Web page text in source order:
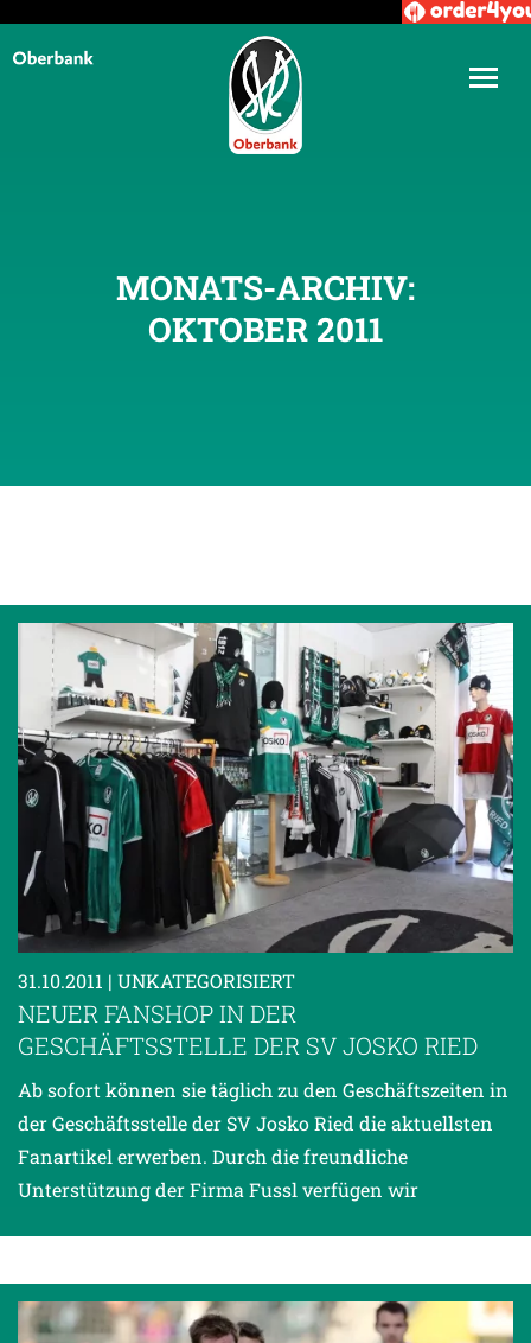
MONATS-ARCHIV:
OKTOBER 2011
31.10.2011 | UNKATEGORISIERT
NEUER FANSHOP IN DER
GESCHÄFTSSTELLE DER SV JOSKO RIED
Ab sofort können sie täglich zu den Geschäftszeiten in
der Geschäftsstelle der SV Josko Ried die aktuellsten
Fanartikel erwerben. Durch die freundliche
Unterstützung der Firma Fussl verfügen wir